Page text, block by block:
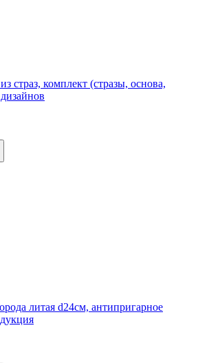
комплект (стразы, основа,
литая d24см, антипригарное